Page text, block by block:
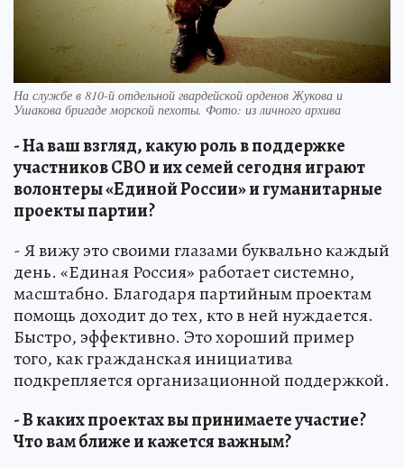
На службе в 810-й отдельной гвардейской орденов Жукова и
Ушакова бригаде морской пехоты. Фото: из личного архива
- На ваш взгляд, какую роль в поддержке
участников СВО и их семей сегодня играют
волонтеры «Единой России» и гуманитарные
проекты партии?
- Я вижу это своими глазами буквально каждый
день. «Единая Россия» работает системно,
масштабно. Благодаря партийным проектам
помощь доходит до тех, кто в ней нуждается.
Быстро, эффективно. Это хороший пример
того, как гражданская инициатива
подкрепляется организационной поддержкой.
- В каких проектах вы принимаете участие?
Что вам ближе и кажется важным?